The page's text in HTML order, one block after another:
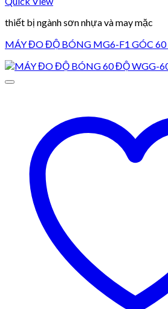
thiết bị ngành sơn nhựa và may mặc
MÁY ĐO ĐỘ BÓNG MG6-F1 GÓC 60